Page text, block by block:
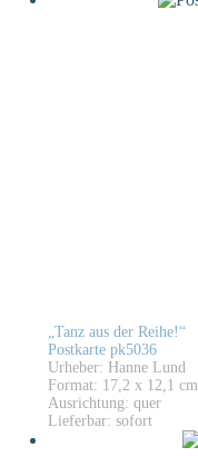
„Tanz aus der Reihe!“
Postkarte pk5036
Urheber: Hanne Lund
Format: 17,2 x 12,1 cm
Ausrichtung: quer
Lieferbar: sofort